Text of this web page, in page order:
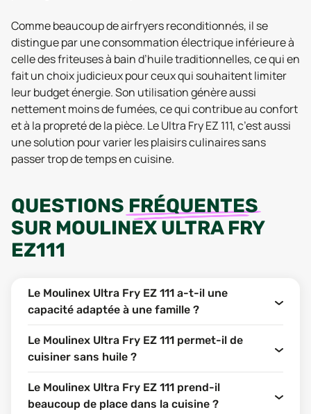
Comme beaucoup de airfryers reconditionnés, il se
distingue par une consommation électrique inférieure à
celle des friteuses à bain d’huile traditionnelles, ce qui en
fait un choix judicieux pour ceux qui souhaitent limiter
leur budget énergie. Son utilisation génère aussi
nettement moins de fumées, ce qui contribue au confort
et à la propreté de la pièce. Le Ultra Fry EZ 111, c’est aussi
une solution pour varier les plaisirs culinaires sans
passer trop de temps en cuisine.
QUESTIONS FRÉQUENTES
SUR MOULINEX ULTRA FRY
EZ111
Le Moulinex Ultra Fry EZ 111 a-t-il une
capacité adaptée à une famille ?
Le Moulinex Ultra Fry EZ 111 permet-il de
cuisiner sans huile ?
Le Moulinex Ultra Fry EZ 111 prend-il
beaucoup de place dans la cuisine ?